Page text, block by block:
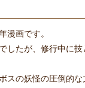
漫画です。
したが、修行中に
の妖怪の圧倒的な